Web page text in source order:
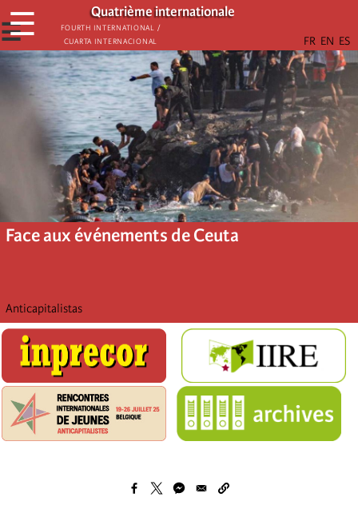
Aller
au
contenu
principal
Quatrième internationale
Fourth International /
Cuarta Internacional
☰
☰
Face aux événements de Ceuta
Anticapitalistas